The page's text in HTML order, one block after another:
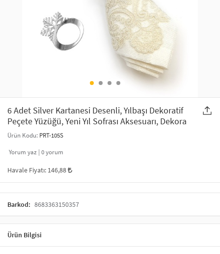
GELİN / DÜĞÜN AKSESUARLARI
ŞAL VE FULAR
ODA KOKUSU VE MUM
YILBAŞI ÜRÜNLERİ
6 Adet Silver Kartanesi Desenli, Yılbaşı Dekoratif
Peçete Yüzüğü, Yeni Yıl Sofrası Aksesuarı, Dekora
Ürün Kodu: PRT-105S
Yorum yaz | 0yorum
Havale Fiyatı: 146,88
Barkod: 8683363150357
Ürün Bilgisi